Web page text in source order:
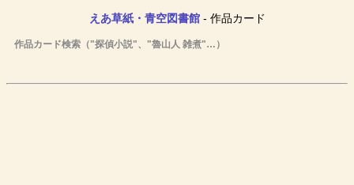
えあ草紙・青空図書館- 作品カード
作品カード検索（"探偵小説"、"魯山人 雑煮"…）